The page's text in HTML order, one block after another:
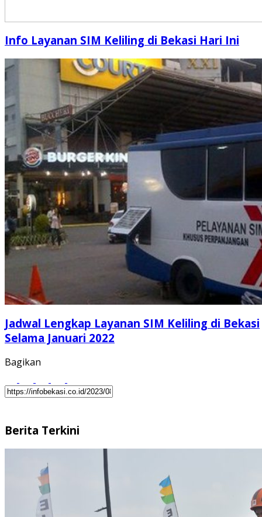
Info Layanan SIM Keliling di Bekasi Hari Ini
Jadwal Lengkap Layanan SIM Keliling di Bekasi
Selama Januari 2022
Bagikan
Berita Terkini